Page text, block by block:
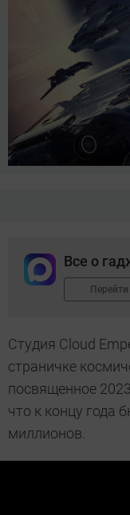
Все о
Перейти
Студия Cloud
страничке
посвященное
что к концу года
миллионов.